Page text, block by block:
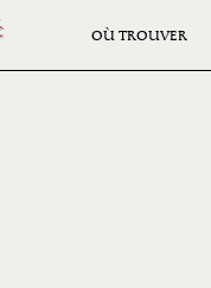
OÙ TROUVER